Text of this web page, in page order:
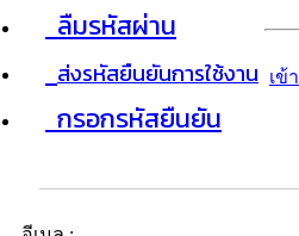
ลืมรหัสผ่าน
ส่งรหัสยืนยันการใช้งาน
กรอกรหัสยืนยัน
เข้